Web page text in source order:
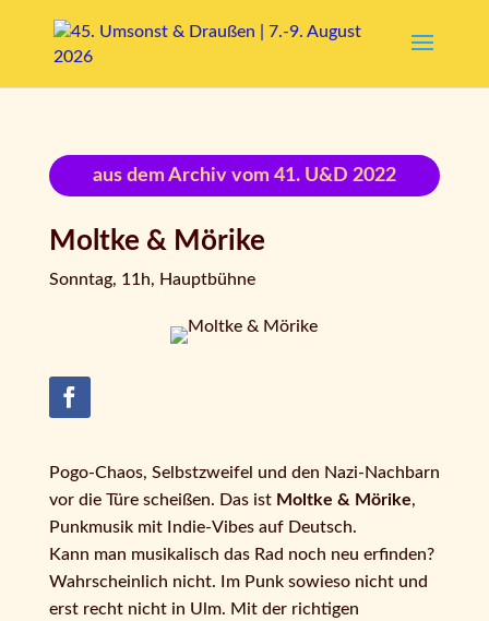
aus dem Archiv vom 41. U&D 2022
Moltke & Mörike
Sonntag, 11h, Hauptbühne
Pogo-Chaos, Selbstzweifel und den Nazi-Nachbarn
vor die Türe scheißen. Das ist Moltke & Mörike,
Punkmusik mit Indie-Vibes auf Deutsch.
Kann man musikalisch das Rad noch neu erfinden?
Wahrscheinlich nicht. Im Punk sowieso nicht und
erst recht nicht in Ulm. Mit der richtigen